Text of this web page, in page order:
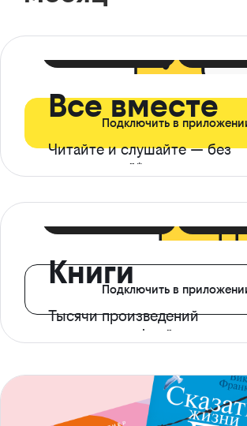
Все вместе
Читайте и слушайте — без
ограничений*
Подключить в
Книги
Тысячи произведений
с доступом офлайн
Подключить в